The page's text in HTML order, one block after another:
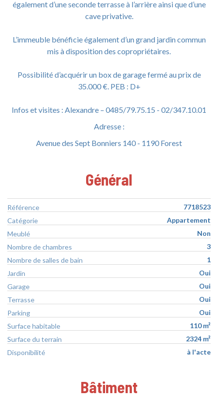
également d’une seconde terrasse à l’arrière ainsi que d’une
cave privative.
L’immeuble bénéficie également d’un grand jardin commun
mis à disposition des copropriétaires.
Possibilité d’acquérir un box de garage fermé au prix de
35.000 €. PEB : D+
Infos et visites : Alexandre – 0485/79.75.15 - 02/347.10.01
Adresse :
Avenue des Sept Bonniers 140 - 1190 Forest
Général
Référence
7718523
Catégorie
Appartement
Meublé
Non
Nombre de chambres
3
Nombre de salles de bain
1
Jardin
Oui
Garage
Oui
Terrasse
Oui
Parking
Oui
Surface habitable
110 m²
Surface du terrain
2324 m²
Disponibilité
à l'acte
Bâtiment